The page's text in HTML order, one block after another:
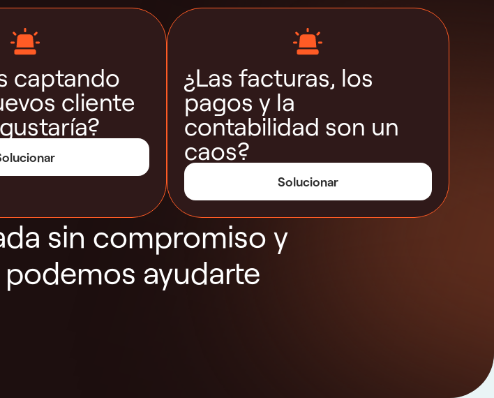
captando
cliente
¿Las facturas, los
pagos y la
contabilidad son un
caos?
Solucionar
sin compromiso y
ayudarte